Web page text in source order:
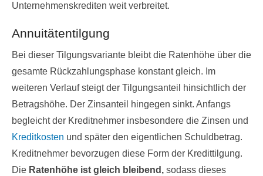
Unternehmenskrediten weit verbreitet.
Annuitätentilgung
Bei dieser Tilgungsvariante bleibt die Ratenhöhe über die
gesamte Rückzahlungsphase konstant gleich. Im
weiteren Verlauf steigt der Tilgungsanteil hinsichtlich der
Betragshöhe. Der Zinsanteil hingegen sinkt. Anfangs
begleicht der Kreditnehmer insbesondere die Zinsen und
Kreditkosten und später den eigentlichen Schuldbetrag.
Kreditnehmer bevorzugen diese Form der Kredittilgung.
Die Ratenhöhe ist gleich bleibend, sodass dieses